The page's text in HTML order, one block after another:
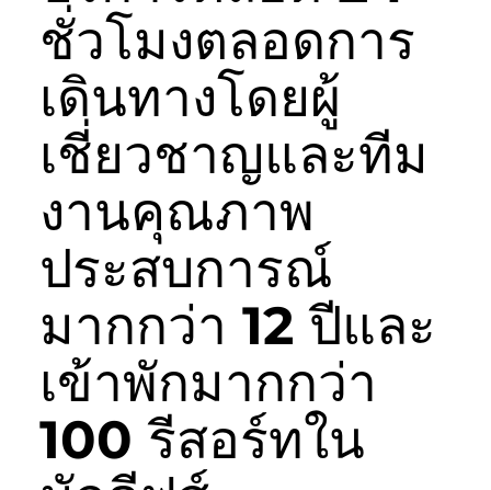
ชั่วโมงตลอดการ
เดินทางโดยผู้
เชี่ยวชาญและทีม
งานคุณภาพ
ประสบการณ์
มากกว่า 12 ปีและ
เข้าพักมากกว่า
100 รีสอร์ทใน